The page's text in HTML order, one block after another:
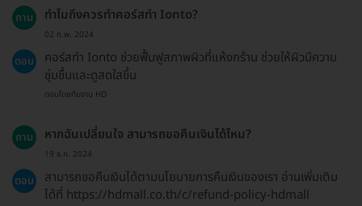
ถาม ทำไมถึงควรทำคอร์สทำ Ionto?
02 ก.พ. 2024
ตอบ
คอร์สทำ Ionto ช่วยฟื้นฟูสภาพผิวที่แห้งกร้าน ช่วยให้ผิวมีความ
ชุ่มชื้นและดูสดใสขึ้น
ตอบโดยทีมงาน HD
ถาม หากฉันเปลี่ยนใจ สามารถขอคืนเงินได้ไหม?
19 ธ.ค. 2024
ตอบ
สามารถขอคืนเงินได้ตามนโยบายการคืนเงินของเรา อ่านเพิ่มเติม
ได้ที่ https://hdmall.co.th/c/refund-policy-hdmall